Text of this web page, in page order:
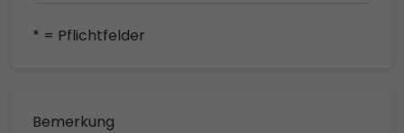
* = Pflichtfelder
Bemerkung